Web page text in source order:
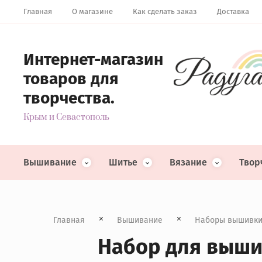
Главная О магазине Как сделать заказ Доставка
Интернет-магазин
товаров для
творчества.
Крым и Севастополь
Вышивание Шитье Вязание
Главная Вышивание Наборы вышивки
Набор для